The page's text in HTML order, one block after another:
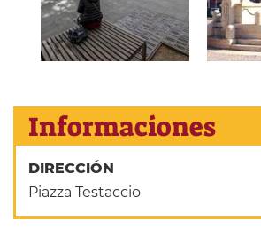
Informaciones
DIRECCIÓN
Piazza Testaccio